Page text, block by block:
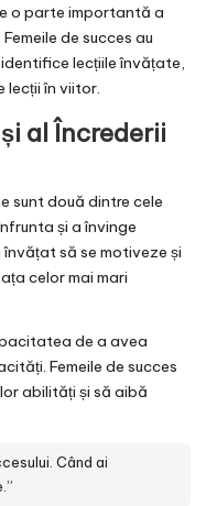
o parte importantă a
de succes au
lecțiile învățate,
în viitor.
al Încrederii
sunt două dintre cele
și a învinge
să se motiveze și
celor mai mari
de a avea
Femeile de succes
abilități și să aibă
Când ai